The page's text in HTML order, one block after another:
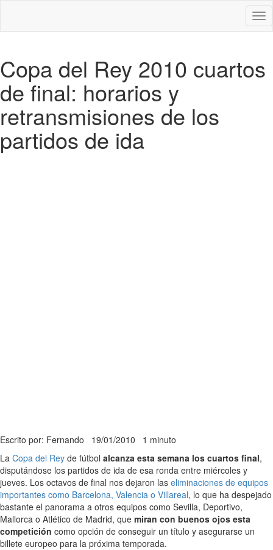
Copa del Rey 2010 cuartos
de final: horarios y
retransmisiones de los
partidos de ida
Escrito por: Fernando 19/01/2010 1 minuto
La Copa del Rey de fútbol alcanza esta semana los cuartos final,
disputándose los partidos de ida de esa ronda entre miércoles y
jueves. Los octavos de final nos dejaron las eliminaciones de equipos
importantes como Barcelona, Valencia o Villareal, lo que ha despejado
bastante el panorama a otros equipos como Sevilla, Deportivo,
Mallorca o Atlético de Madrid, que miran con buenos ojos esta
competición como opción de conseguir un título y asegurarse un
billete europeo para la próxima temporada.